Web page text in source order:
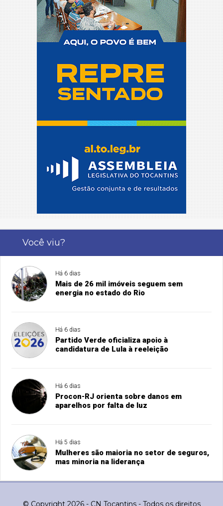
Você viu?
Há 6 dias
Mais de 26 mil imóveis seguem sem
energia no estado do Rio
Há 6 dias
Partido Verde oficializa apoio à
candidatura de Lula à reeleição
Há 6 dias
Procon-RJ orienta sobre danos em
aparelhos por falta de luz
Há 5 dias
Mulheres são maioria no setor de seguros,
mas minoria na liderança
© Copyright 2026 - CN Tocantins - Todos os direitos